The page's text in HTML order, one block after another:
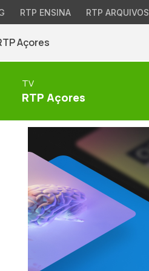
RTP ENSINA RTP ARQUIVOS
Açores
TV
RTP Açores